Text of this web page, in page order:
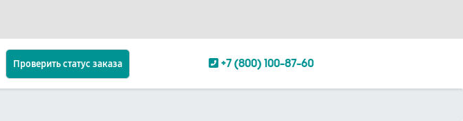
Проверить статус заказа +7 (800) 100-87-60